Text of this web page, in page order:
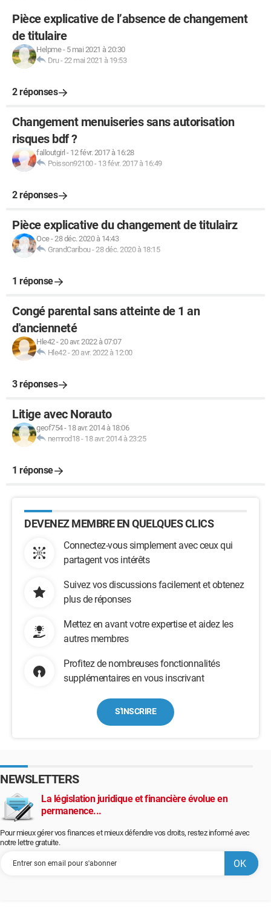
Pièce explicative de l’absence de changement
de titulaire
Helpme- 5 mai 2021 à 20:30
Dru-22 mai 2021 à 19:53
2 réponses
Changement menuiseries sans autorisation
risques bdf ?
falloutgirl - 12 févr. 2017 à 16:28
Poisson92100- 13 févr. 2017 à 16:49
2 réponses
Pièce explicative du changement de titulairz
Oce-28 déc. 2020 à 14:43
GrandCaribou-28 déc. 2020 à 18:15
1 réponse
Congé parental sans atteinte de 1 an
d'ancienneté
Hle42-20 avr. 2022 à 07:07
Hle42-20 avr. 2022 à 12:00
3 réponses
Litige avec Norauto
geof754- 18 avr. 2014 à 18:06
nemrod18- 18 avr. 2014 à 23:25
1 réponse
DEVENEZ MEMBRE EN QUELQUES CLICS
Connectez-vous simplement avec ceux qui
partagent vos intérêts
Suivez vos discussions facilement et obtenez
plus de réponses
Mettez en avant votre expertise et aidez les
autres membres
Profitez de nombreuses fonctionnalités
supplémentaires en vous inscrivant
S'INSCRIRE
NEWSLETTERS
La législation juridique et financière évolue en
permanence...
Pour mieux gérer vos finances et mieux défendre vos droits, restez informé avec
notre lettre gratuite.